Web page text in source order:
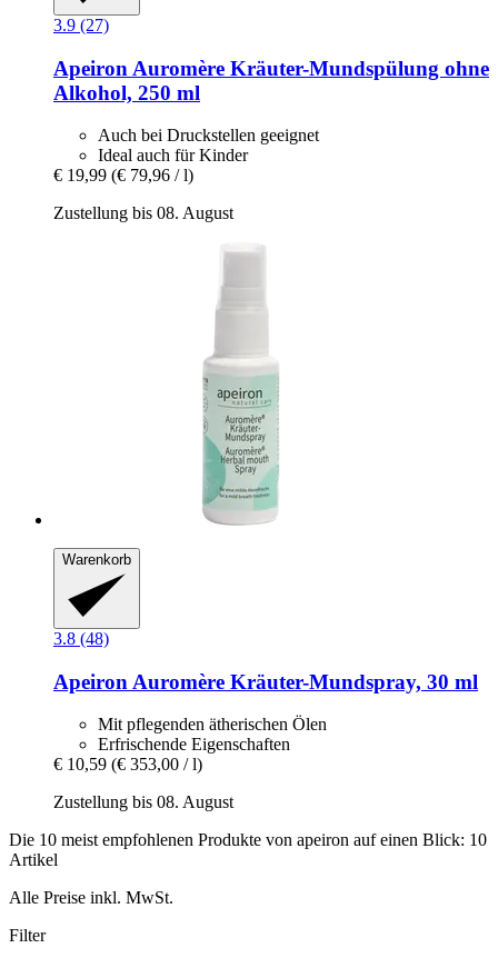
3.9 (27)
Apeiron Auromère Kräuter-​Mundspülung ohne
Alkohol, 250 ml
Auch bei Druckstellen geeignet
Ideal auch für Kinder
€ 19,99 (€ 79,96 / l)
Zustellung bis 08. August
Warenkorb
3.8 (48)
Apeiron Auromère Kräuter-​Mundspray, 30 ml
Mit pflegenden ätherischen Ölen
Erfrischende Eigenschaften
€ 10,59 (€ 353,00 / l)
Zustellung bis 08. August
Die 10 meist empfohlenen Produkte von apeiron auf einen Blick: 10
Artikel
Alle Preise inkl. MwSt.
Filter